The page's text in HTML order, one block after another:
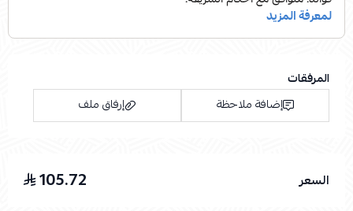
المرفقات
إضافة ملاحظة
إرفاق ملف
السعر 105.72